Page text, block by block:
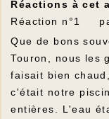
Réactions à cet
Réaction n°1
Que de bons
Touron, nous les
faisait bien
c'était notre
entières. L'eau